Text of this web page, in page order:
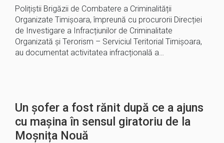
Polițiștii Brigăzii de Combatere a Criminalității
Organizate Timișoara, împreună cu procurorii Direcției
de Investigare a Infracțiunilor de Criminalitate
Organizată și Terorism – Serviciul Teritorial Timișoara,
au documentat activitatea infracțională a…
Un șofer a fost rănit după ce a ajuns
cu mașina în sensul giratoriu de la
Moșnița Nouă